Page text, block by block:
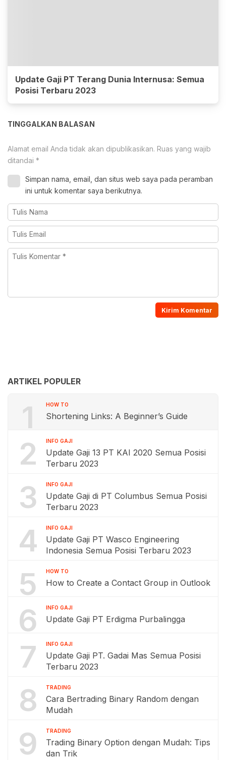
Update Gaji PT Terang Dunia Internusa: Semua
Posisi Terbaru 2023
TINGGALKAN BALASAN
Alamat email Anda tidak akan dipublikasikan. Ruas yang wajib
ditandai *
Simpan nama, email, dan situs web saya pada peramban
ini untuk komentar saya berikutnya.
ARTIKEL POPULER
1 HOW TO
Shortening Links: A Beginner’s Guide
2 INFO GAJI
Update Gaji 13 PT KAI 2020 Semua Posisi
Terbaru 2023
3 INFO GAJI
Update Gaji di PT Columbus Semua Posisi
Terbaru 2023
4 INFO GAJI
Update Gaji PT Wasco Engineering
Indonesia Semua Posisi Terbaru 2023
5 HOW TO
How to Create a Contact Group in Outlook
6 INFO GAJI
Update Gaji PT Erdigma Purbalingga
7 INFO GAJI
Update Gaji PT. Gadai Mas Semua Posisi
Terbaru 2023
8 TRADING
Cara Bertrading Binary Random dengan
Mudah
9 TRADING
Trading Binary Option dengan Mudah: Tips
dan Trik